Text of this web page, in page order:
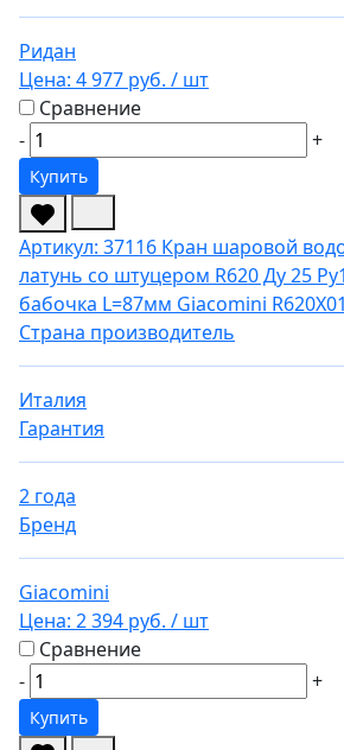
Ридан
Цена: 4 977 руб. / шт
Сравнение
-
+
Купить
Артикул: 37116 Кран шаровой
латунь со штуцером R620 Ду 25
бабочка L=87мм Giacomini
Страна производитель
Италия
Гарантия
2 года
Бренд
Giacomini
Цена: 2 394 руб. / шт
Сравнение
-
+
Купить